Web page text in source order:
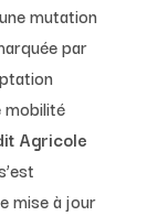
mutation
par
mobilité
Agricole
mise à jour